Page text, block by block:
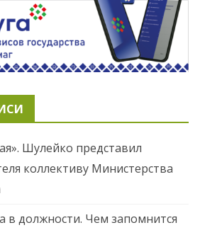
Шулейко представил
коллективу Министерства
в должности. Чем запомнится